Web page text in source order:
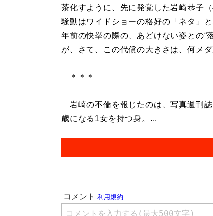
茶化すように、先に発覚した岩崎恭子
騒動はワイドショーの格好の「ネタ」
年前の快挙の際の、あどけない姿との“
が、さて、この代償の大きさは、何メダ
＊＊＊
岩崎の不倫を報じたのは、写真週刊
歳になる1女を持つ身。...